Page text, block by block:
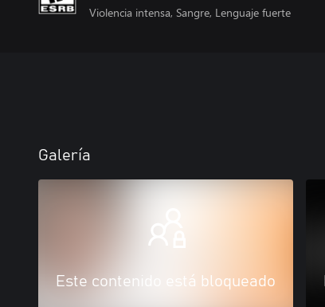
Violencia intensa, Sangre, Lenguaje fuerte
Galería
Este contenido está bloqueado